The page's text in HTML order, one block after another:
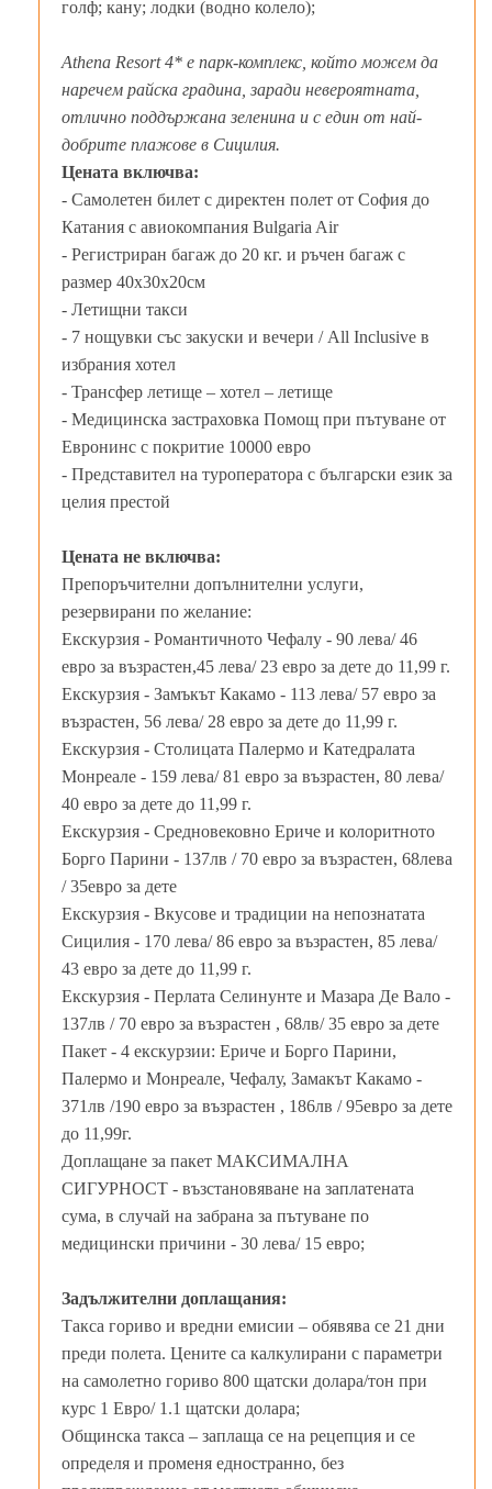
голф; кану; лодки (водно колело);
Athena Resort 4* е парк-комплекс, който можем да
наречем райска градина, заради невероятната,
отлично поддържана зеленина и с един от най-
добрите плажове в Сицилия.
Цената включва:
- Самолетен билет с директен полет от София до
Катания с авиокомпания Bulgaria Air
- Регистриран багаж до 20 кг. и ръчен багаж с
размер 40x30x20см
- Летищни такси
- 7 нощувки със закуски и вечери / All Inclusive в
избрания хотел
- Трансфер летище – хотел – летище
- Медицинска застраховка Помощ при пътуване от
Евронинс с покритие 10000 евро
- Представител на туроператора с български език за
целия престой
Цената не включва:
Препоръчителни допълнителни услуги,
резервирани по желание:
Екскурзия - Романтичното Чефалу - 90 лева/ 46
евро за възрастен,45 лева/ 23 евро за дете до 11,99 г.
Екскурзия - Замъкът Какамо - 113 лева/ 57 евро за
възрастен, 56 лева/ 28 евро за дете до 11,99 г.
Екскурзия - Столицата Палермо и Катедралата
Монреале - 159 лева/ 81 евро за възрастен, 80 лева/
40 евро за дете до 11,99 г.
Екскурзия - Средновековно Eриче и колоритното
Борго Парини - 137лв / 70 евро за възрастен, 68лева
/ 35евро за дете
Екскурзия - Вкусове и традиции на непознатата
Сицилия - 170 лева/ 86 евро за възрастен, 85 лева/
43 евро за дете до 11,99 г.
Екскурзия - Перлата Селинунте и Мазара Де Вало -
137лв / 70 евро за възрастен , 68лв/ 35 евро за дете
Пакет - 4 екскурзии: Ериче и Борго Парини,
Палермо и Монреале, Чефалу, Замакът Какамо -
371лв /190 евро за възрастен , 186лв / 95евро за дете
до 11,99г.
Доплащане за пакет МАКСИМАЛНА
СИГУРНОСТ - възстановяване на заплатената
сума, в случай на забрана за пътуване по
медицински причини - 30 лева/ 15 евро;
Задължителни доплащания:
Такса гориво и вредни емисии – обявява се 21 дни
преди полета. Цените са калкулирани с параметри
на самолетно гориво 800 щатски долара/тон при
курс 1 Евро/ 1.1 щатски долара;
Общинска такса – заплаща се на рецепция и се
определя и променя едностранно, без